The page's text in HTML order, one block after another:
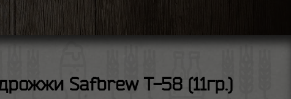
Safbrew T-58 (11гр.)